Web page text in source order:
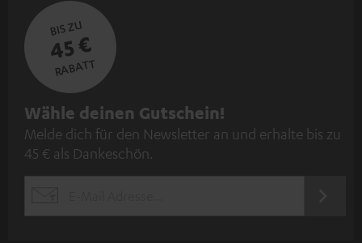
BIS ZU
45 €
RABATT
N
e
w
Wähle deinen Gutschein!
Melde dich für den Newsletter an und erhalte bis zu
45 € als Dankeschön.